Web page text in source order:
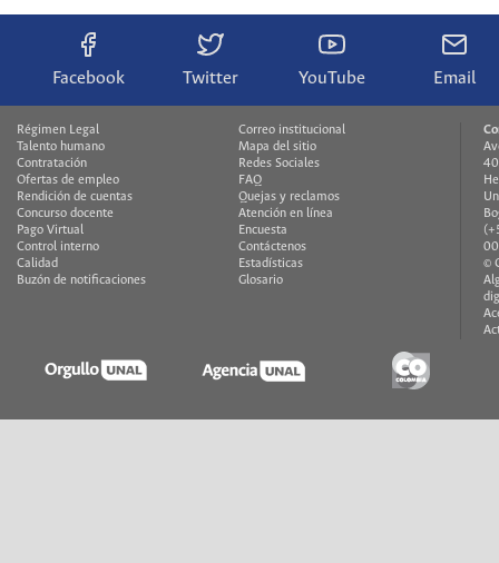
Facebook Twitter YouTube Email
Régimen Legal
Talento humano
Contratación
Ofertas de empleo
Rendición de cuentas
Concurso docente
Pago Virtual
Control interno
Calidad
Buzón de notificaciones
Correo institucional
Mapa del sitio
Redes Sociales
FAQ
Quejas y reclamos
Atención en línea
Encuesta
Contáctenos
Estadísticas
Glosario
©